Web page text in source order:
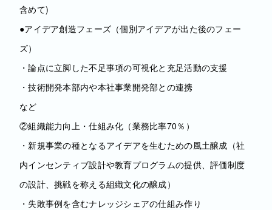
含めて)
●アイデア創造フェーズ（個別アイデアが出た後のフェー
ズ）
・論点に立脚した不足事項の可視化と充足活動の支援
・技術開発本部内や本社事業開発部との連携
など
②組織能力向上・仕組み化（業務比率70％）
・新規事業の種となるアイデアを生むための風土醸成（社
内インセンティブ設計や教育プログラムの提供、評価制度
の設計、挑戦を称える組織文化の醸成）
・失敗事例を含むナレッジシェアの仕組み作り